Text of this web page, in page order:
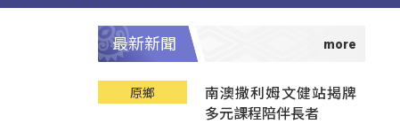
最新新聞
原鄉
南澳撒利姆文健站揭牌
多元課程陪伴長者